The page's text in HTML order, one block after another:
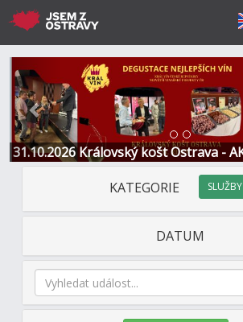
31.10.2026 Královský košt Ostrava -
Restaurace a Hotel
Předchozí
KATEGORIE SLUŽBY
DATUM